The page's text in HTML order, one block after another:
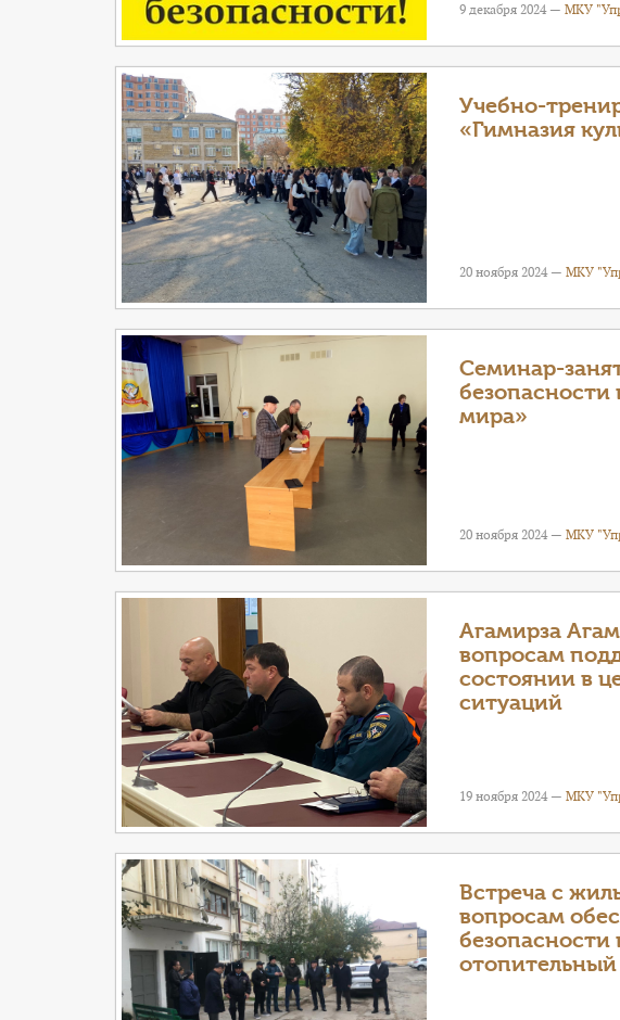
9 декабря 2024 —МКУ
Учебно-
«Гимназия
20 ноября 2024 —МКУ
Семинар-
мира»
20 ноября 2024 —МКУ
Агамирза
вопросам
состоянии в
ситуаций
19 ноября 2024 —МКУ
Встреча с
вопросам
отопительный